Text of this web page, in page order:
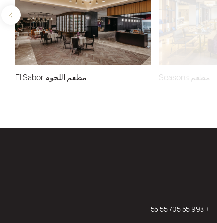
مطعم اللحوم El Sabor مطعم Seasons
+ 998 55 705 55 55